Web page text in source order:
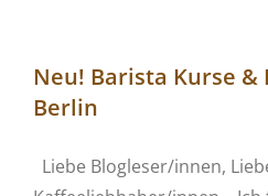
Neu! Barista Kurse
Berlin
Liebe Blogleser/innen,